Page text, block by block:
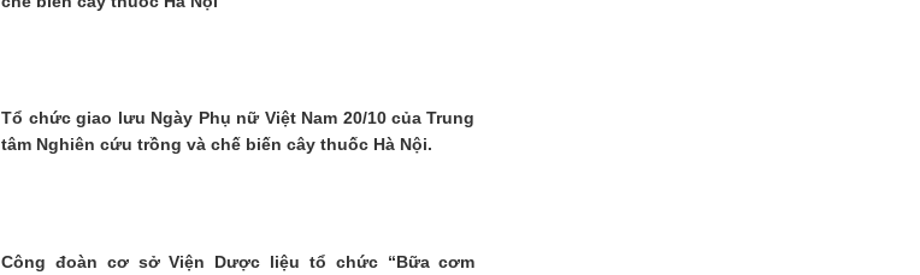
Tổ chức giao lưu Ngày Phụ nữ Việt Nam 20/10 của Trung
tâm Nghiên cứu trồng và chế biến cây thuốc Hà Nội.
Công đoàn cơ sở Viện Dược liệu tổ chức “Bữa cơm